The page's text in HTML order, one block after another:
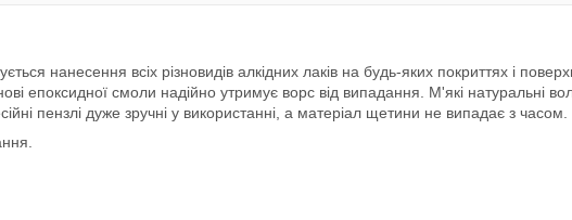
нанесення всіх різновидів алкідних лаків на будь-яких покриттях і
епоксидної смоли надійно утримує ворс від випадання. М'які натуральні
пензлі дуже зручні у використанні, а матеріал щетини не випадає з часом.